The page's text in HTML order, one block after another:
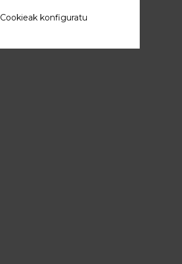
Cookieak konfiguratu